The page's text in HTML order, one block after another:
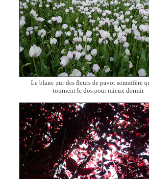
Le blanc pur des fleurs de pavot somnifère
tournent le dos pour mieux dormir.